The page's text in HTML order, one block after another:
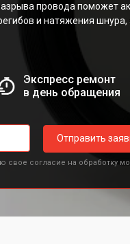
провода поможет
и натяжения шнура,
Экспресс ремонт
в день обращения
Отправить
свое согласие на обработку